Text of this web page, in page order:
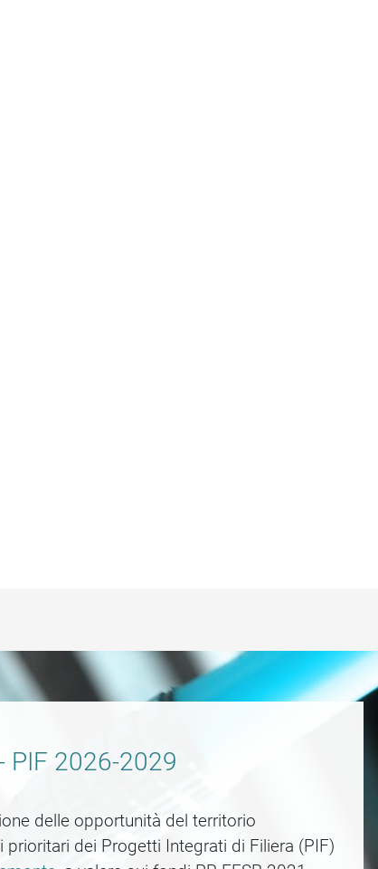
PIF 2026-2029
delle opportunità del territorio
dei Progetti Integrati di Filiera (PIF)